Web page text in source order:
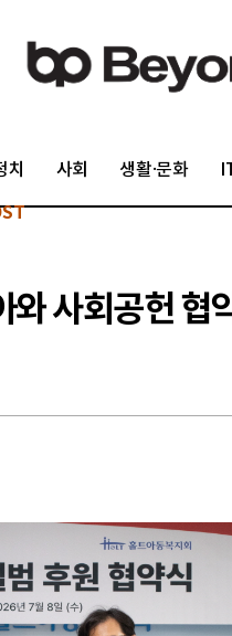
치 사회 생활·문화
사회공헌 협